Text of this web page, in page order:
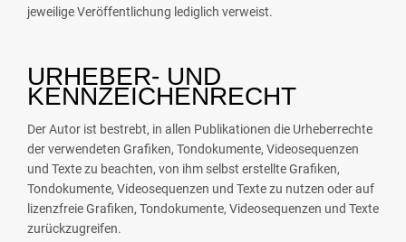
jeweilige Veröffentlichung lediglich verweist.
URHEBER- UND
KENNZEICHENRECHT
Der Autor ist bestrebt, in allen Publikationen die Urheberrechte
der verwendeten Grafiken, Tondokumente, Videosequenzen
und Texte zu beachten, von ihm selbst erstellte Grafiken,
Tondokumente, Videosequenzen und Texte zu nutzen oder auf
lizenzfreie Grafiken, Tondokumente, Videosequenzen und Texte
zurückzugreifen.